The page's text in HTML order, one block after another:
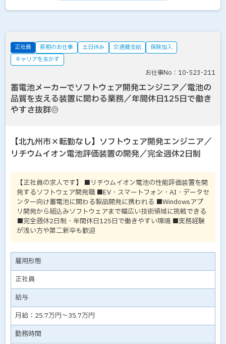
正社員 長期のお仕事 土日休み 交通費支給
保険加入
キャリアを生かす
お仕事No：10-523-211
蓄電池メーカーでソフトウェア開発エンジニア／電池の
品質を支える装置に関わる業務／年間休日125日で働き
やすさ抜群◎
【北九州市×転勤なし】ソフトウェア開発エンジニア／
リチウムイオン電池評価装置の開発／完全週休2日制
【正社員の求人です】 ■リチウムイオン電池の性能評価装置を開
発するソフトウェア開発職 ■EV・スマートフォン・AI・データセ
ンター向け蓄電池に関わる製品開発に携われる ■Windowsアプ
リ開発から組込みソフトウェアまで幅広い技術領域に挑戦できる
■完全週休2日制・年間休日125日で働きやすい環境 ■実務経験
が浅い方や第二新卒も歓迎
雇用形態
正社員
給与
月給：25.7万円～35.7万円
勤務時間